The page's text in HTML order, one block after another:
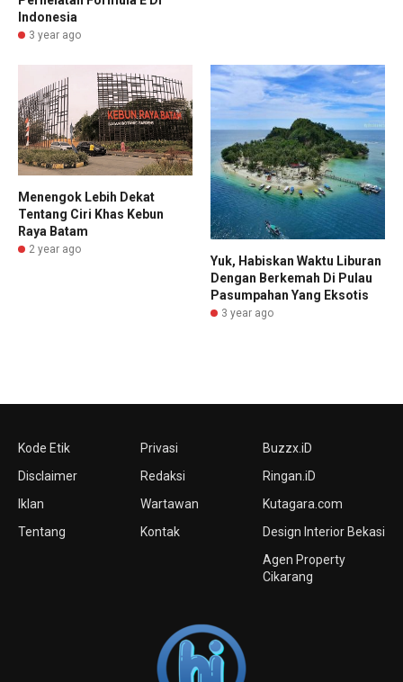
Indonesia
3 year ago
Menengok Lebih Dekat
Tentang Ciri Khas Kebun
Raya Batam
2 year ago
Yuk, Habiskan Waktu Liburan
Dengan Berkemah Di Pulau
Pasumpahan Yang Eksotis
3 year ago
Kode Etik
Disclaimer
Iklan
Tentang
Privasi
Redaksi
Wartawan
Kontak
Buzzx.iD
Ringan.iD
Kutagara.com
Design Interior Bekasi
Agen Property
Cikarang